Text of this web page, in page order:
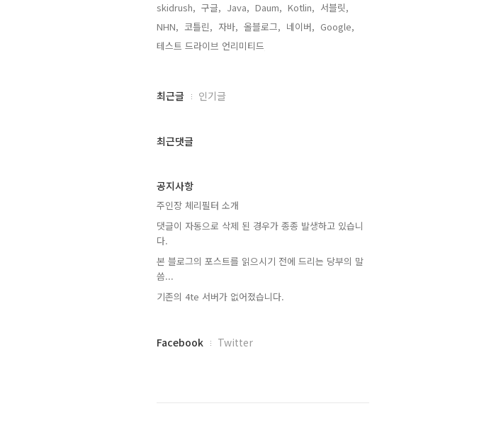
skidrush, 구글, Java, Daum, Kotlin, 서블릿,
NHN, 코틀린, 자바, 올블로그, 네이버, Google,
테스트 드라이브 언리미티드,
최
과
글
최근글 인기글
최근댓글
공지사항
주인장 체리필터 소개
댓글이 자동으로 삭제 된 경우가 종종 발생하고 있습니
다.
본 블로그의 포스트를 읽으시기 전에 드리는 당부의 말
씀...
기존의 4te 서버가 없어졌습니다.
페
Facebook Twitter